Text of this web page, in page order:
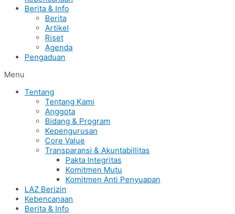
Berita & Info
Berita
Artikel
Riset
Agenda
Pengaduan
Menu
Tentang
Tentang Kami
Anggota
Bidang & Program
Kepengurusan
Core Value
Transparansi & Akuntabillitas
Pakta Integritas
Komitmen Mutu
Komitmen Anti Penyuapan
LAZ Berizin
Kebencanaan
Berita & Info